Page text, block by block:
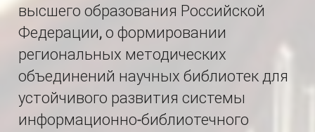
высшего образования Российской
Федерации, о формировании
региональных методических
объединений научных библиотек для
устойчивого развития системы
информационно-библиотечного